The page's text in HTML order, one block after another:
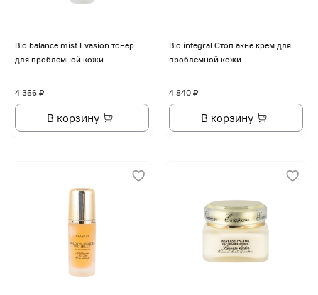
Bio balance mist Evasion тонер
для проблемной кожи
4 356 ₽
В корзину
Bio integral Стоп акне крем для
проблемной кожи
4 840 ₽
В корзину